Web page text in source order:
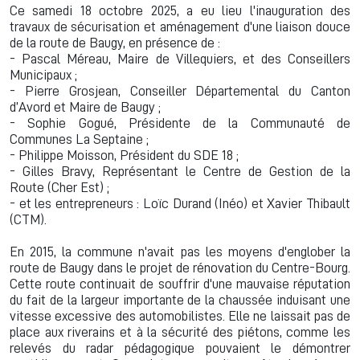
Ce samedi 18 octobre 2025, a eu lieu l'inauguration des
travaux de sécurisation et aménagement d'une liaison douce
de la route de Baugy, en présence de :
- Pascal Méreau, Maire de Villequiers, et des Conseillers
Municipaux ;
- Pierre Grosjean, Conseiller Départemental du Canton
d’Avord et Maire de Baugy ;
- Sophie Gogué, Présidente de la Communauté de
Communes La Septaine ;
- Philippe Moisson, Président du SDE 18 ;
- Gilles Bravy, Représentant le Centre de Gestion de la
Route (Cher Est) ;
- et les entrepreneurs : Loïc Durand (Inéo) et Xavier Thibault
(CTM).
En 2015, la commune n'avait pas les moyens d'englober la
route de Baugy dans le projet de rénovation du Centre-Bourg.
Cette route continuait de souffrir d'une mauvaise réputation
du fait de la largeur importante de la chaussée induisant une
vitesse excessive des automobilistes. Elle ne laissait pas de
place aux riverains et à la sécurité des piétons, comme les
relevés du radar pédagogique pouvaient le démontrer